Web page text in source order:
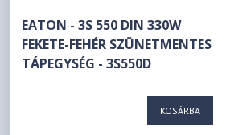
EATON - 3S 550 DIN 330W
FEKETE-FEHÉR SZÜNETMENTES
TÁPEGYSÉG - 3S550D
KOSÁRBA